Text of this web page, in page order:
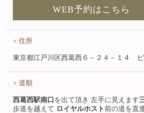
WEB予約はこちら
● 住所
東京都江戸川区西葛西６－２４－１４ ピ
● 道順
西葛西駅南口 を出て頂き 左手に見えます
歩道を越えて ロイヤルホスト前の道を直